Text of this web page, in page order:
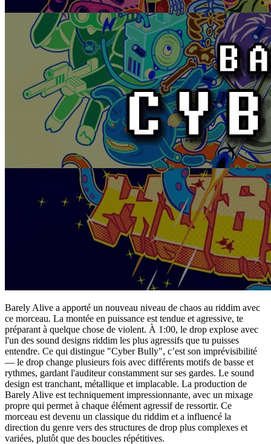
Barely Alive a apporté un nouveau niveau de chaos au riddim avec
ce morceau. La montée en puissance est tendue et agressive, te
préparant à quelque chose de violent. À 1:00, le drop explose avec
l'un des sound designs riddim les plus agressifs que tu puisses
entendre. Ce qui distingue "Cyber Bully", c’est son imprévisibilité
— le drop change plusieurs fois avec différents motifs de basse et
rythmes, gardant l'auditeur constamment sur ses gardes. Le sound
design est tranchant, métallique et implacable. La production de
Barely Alive est techniquement impressionnante, avec un mixage
propre qui permet à chaque élément agressif de ressortir. Ce
morceau est devenu un classique du riddim et a influencé la
direction du genre vers des structures de drop plus complexes et
variées, plutôt que des boucles répétitives.